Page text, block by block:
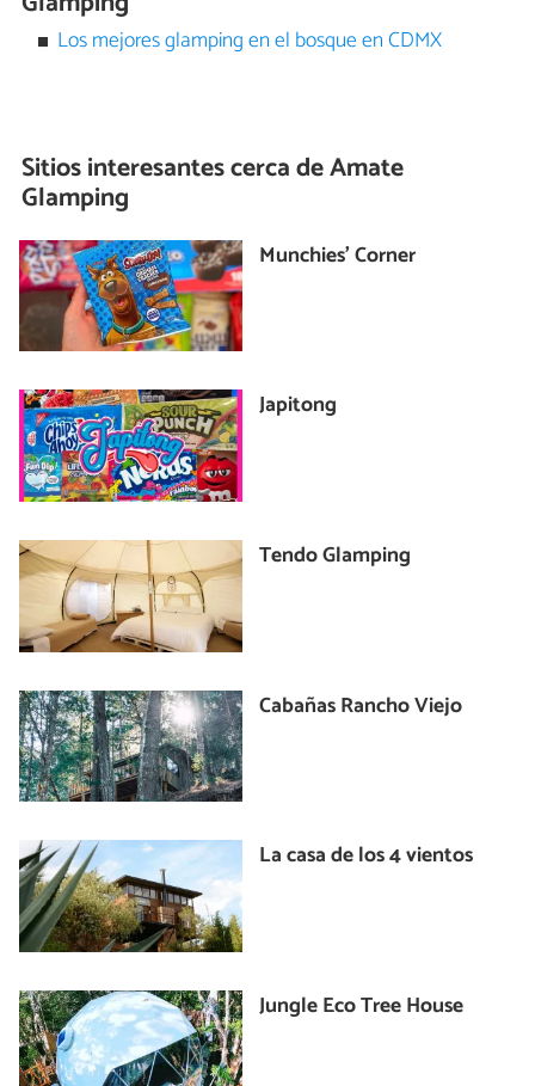
Los mejores glamping en el bosque en CDMX
Sitios interesantes cerca deAmate
Glamping
Munchies’ Corner
Japitong
Tendo Glamping
Cabañas Rancho Viejo
La casa de los 4 vientos
Jungle Eco Tree House